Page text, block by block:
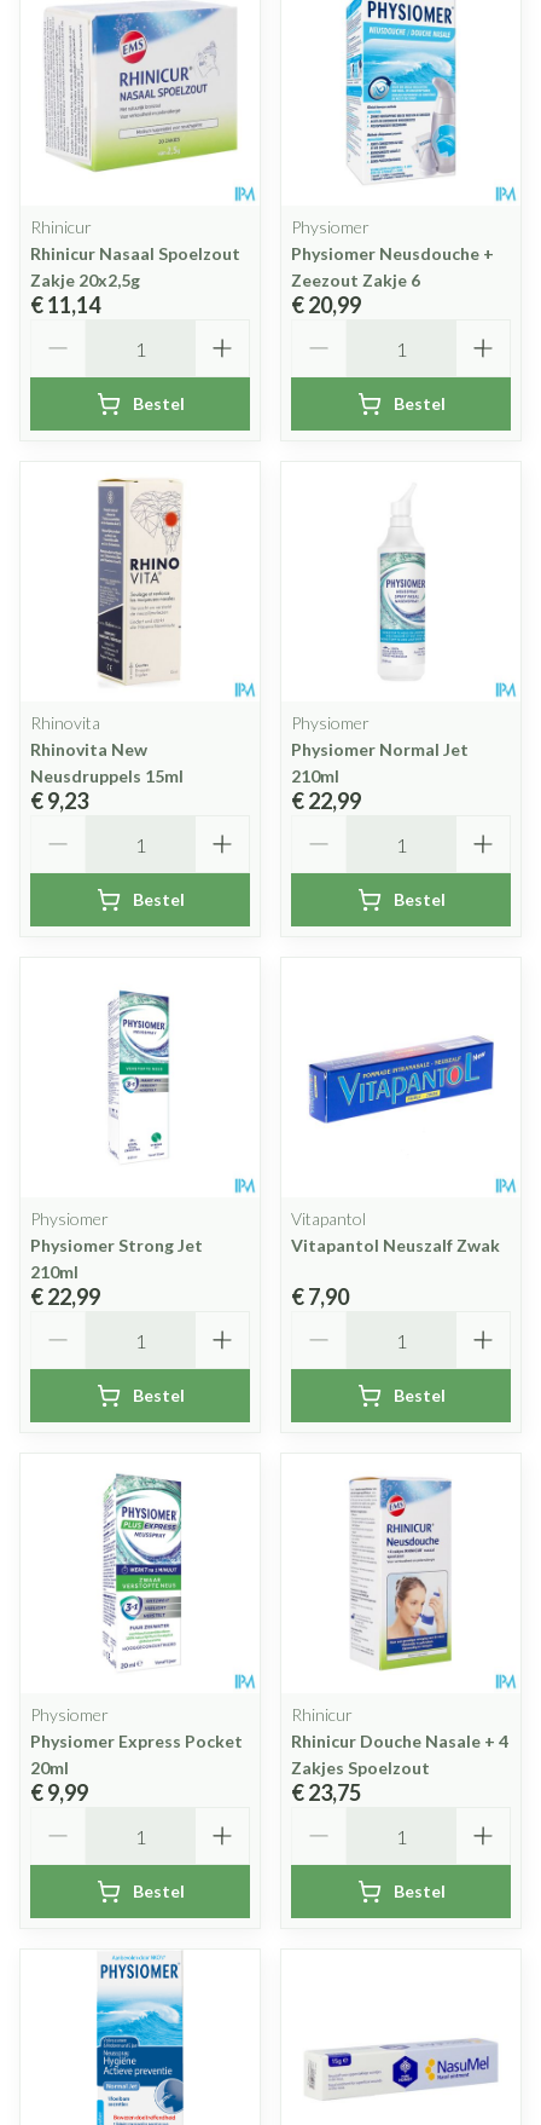
Rhinicur
Rhinicur Nasaal Spoelzout
Zakje 20x2,5g
€ 11,14
Bestel
Physiomer
Physiomer Neusdouche +
Zeezout Zakje 6
€ 20,99
Bestel
Rhinovita
Rhinovita New
Neusdruppels 15ml
€ 9,23
Bestel
Physiomer
Physiomer Normal Jet
210ml
€ 22,99
Bestel
Physiomer
Physiomer Strong Jet
210ml
€ 22,99
Bestel
Vitapantol
Vitapantol Neuszalf Zwak
€ 7,90
Bestel
Physiomer
Physiomer Express Pocket
20ml
€ 9,99
Bestel
Rhinicur
Rhinicur Douche Nasale + 4
Zakjes Spoelzout
€ 23,75
Bestel